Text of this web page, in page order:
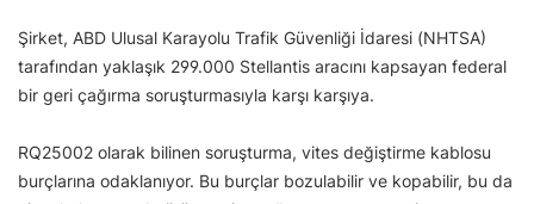
Şirket, ABD Ulusal Karayolu Trafik Güvenliği İdaresi (NHTSA)
tarafından yaklaşık 299.000 Stellantis aracını kapsayan federal
bir geri çağırma soruşturmasıyla karşı karşıya.
RQ25002 olarak bilinen soruşturma, vites değiştirme kablosu
burçlarına odaklanıyor. Bu burçlar bozulabilir ve kopabilir, bu da